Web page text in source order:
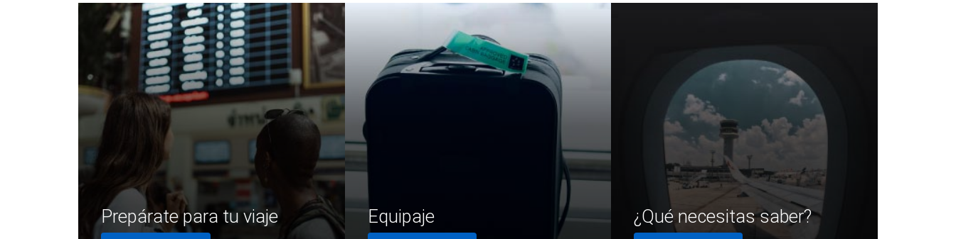
Prepárate para tu viaje Equipaje ¿Qué necesitas saber?